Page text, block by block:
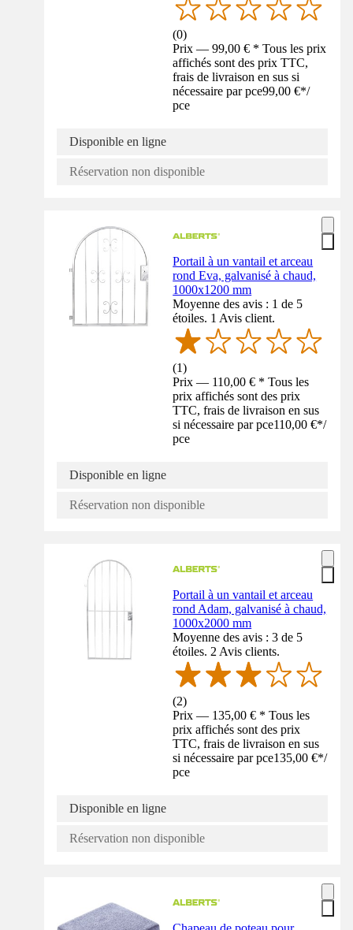
(0)
Prix — 99,00 € * Tous les prix
affichés sont des prix TTC,
frais de livraison en sus si
nécessaire par pce99,00 €*/
pce
Disponible en ligne
Réservation non disponible
Portail à un vantail et arceau
rond Eva, galvanisé à chaud,
1000x1200 mm
Moyenne des avis : 1 de 5
étoiles. 1 Avis client.
(1)
Prix — 110,00 € * Tous les
prix affichés sont des prix
TTC, frais de livraison en sus
si nécessaire par pce110,00 €*/
pce
Disponible en ligne
Réservation non disponible
Portail à un vantail et arceau
rond Adam, galvanisé à chaud,
1000x2000 mm
Moyenne des avis : 3 de 5
étoiles. 2 Avis clients.
(2)
Prix — 135,00 € * Tous les
prix affichés sont des prix
TTC, frais de livraison en sus
si nécessaire par pce135,00 €*/
pce
Disponible en ligne
Réservation non disponible